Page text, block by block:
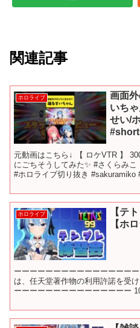
関連記事
ホロライブ
画面
いち
せい/
元動画はこちら↓ 【 ロケVTR 】
にごちそうしてみた✨ #さくら
#ホロライブ切り抜き #sakuramiko
ホロライブ
【テ
【ホ
ーーーーーーーーーーーーーーー
は、任天堂著作物の利用許諾を受
ーーーーーーーーーーーーーーー